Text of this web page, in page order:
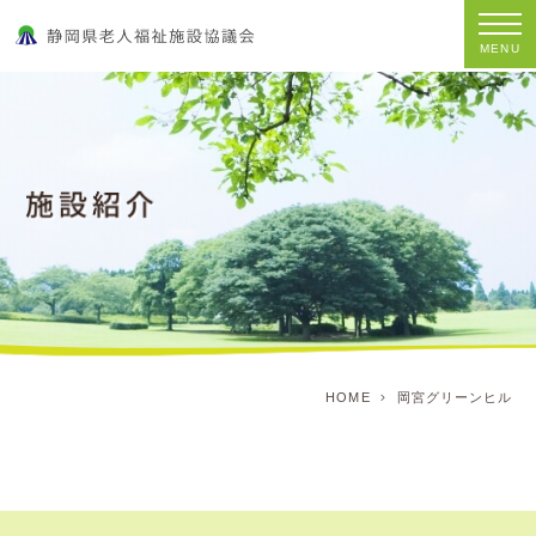
MENU
HOME 岡宮グリーンヒル